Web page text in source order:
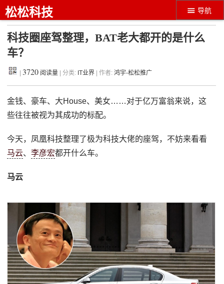
导航
松松科技
科技圈座驾整理，BAT老大都开的是什么
车？
3720 阅读量 | 分类: IT业界 | 作者:鸿宇-松松推广
金钱、豪车、大House、美女……对于亿万富翁来说，这
些往往被视为其成功的标配。
今天，凤凰科技整理了极为科技大佬的座驾，不妨来看看
马云、李彦宏都开什么车。
马云